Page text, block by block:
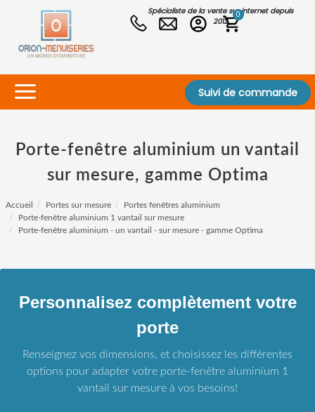
Spécialiste de la vente sur internet depuis
2012
0
Suivi de commande
Porte-fenêtre aluminium un vantail
sur mesure, gamme Optima
Accueil Portes sur mesure
Portes fenêtres aluminium
Porte-fenêtre aluminium 1 vantail sur mesure
Porte-fenêtre aluminium - un vantail - sur mesure - gamme Optima
Personnalisez complètement votre
porte
Renseignez vos dimensions, et choisissez les différentes
options pour adapter votre porte-fenêtre aluminium 1
vantail sur mesure à vos besoins!